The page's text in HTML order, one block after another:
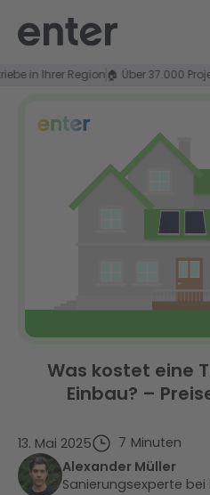
Region🏠 Über 37.000 Projekte
Was kostet eine
Einbau? –
13. Mai 2025 7 Minuten
Alexander Müller
Sanierungsexperte bei